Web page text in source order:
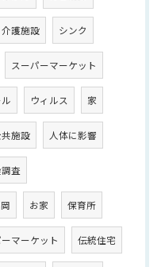
介護施設 シンク
スーパーマーケット
ウィルス 家
施設 人体に影響
査
お家 保育所
ーマーケット 伝統住宅